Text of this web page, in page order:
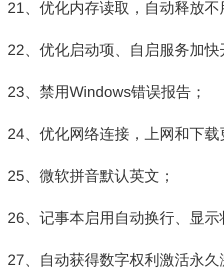
21、优化内存读取，自动释放
22、优化启动项、自启服务加
23、禁用Windows错误报告；
24、优化网络连接，上网和下载
25、微软拼音默认英文；
26、记事本启用自动换行、显
27、自动获得数字权利激活永